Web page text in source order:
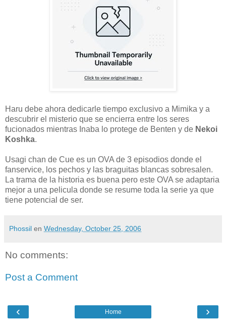
Haru debe ahora dedicarle tiempo exclusivo a Mimika y a
descubrir el misterio que se encierra entre los seres
fucionados mientras Inaba lo protege de Benten y de Nekoi
Koshka.
Usagi chan de Cue es un OVA de 3 episodios donde el
fanservice, los pechos y las braguitas blancas sobresalen.
La trama de la historia es buena pero este OVA se adaptaria
mejor a una pelicula donde se resume toda la serie ya que
tiene potencial de ser.
Phossil en Wednesday, October 25, 2006
No comments:
Post a Comment
‹ ›
Home